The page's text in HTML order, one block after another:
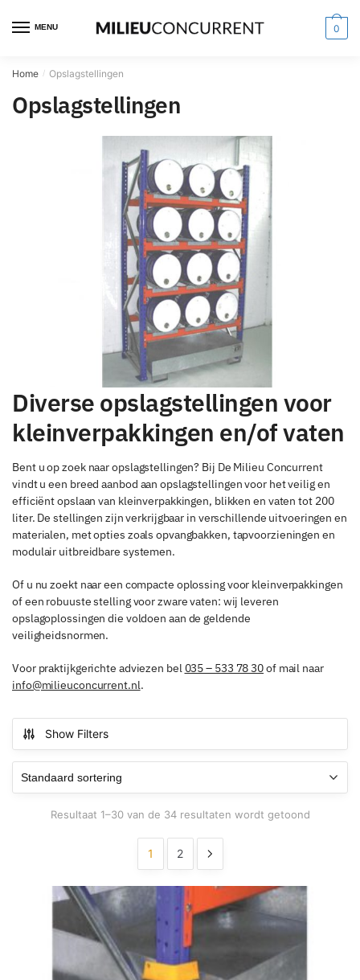
MENU 0
Home / Opslagstellingen
Opslagstellingen
Diverse opslagstellingen voor
kleinverpakkingen en/of vaten
Bent u op zoek naar opslagstellingen? Bij De Milieu Concurrent
vindt u een breed aanbod aan opslagstellingen voor het veilig en
efficiënt opslaan van kleinverpakkingen, blikken en vaten tot 200
liter. De stellingen zijn verkrijgbaar in verschillende uitvoeringen en
materialen, met opties zoals opvangbakken, tapvoorzieningen en
modulair uitbreidbare systemen.
Of u nu zoekt naar een compacte oplossing voor kleinverpakkingen
of een robuuste stelling voor zware vaten: wij leveren
opslagoplossingen die voldoen aan de geldende
veiligheidsnormen.
Voor praktijkgerichte adviezen bel035 – 533 78 30of mail naar
info@milieuconcurrent.nl.
Show Filters
Resultaat 1–30 van de 34 resultaten wordt getoond
1 2